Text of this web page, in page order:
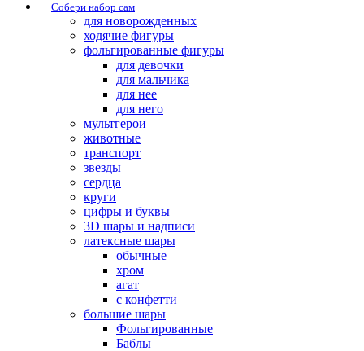
Собери набор сам
для новорожденных
ходячие фигуры
фольгированные фигуры
для девочки
для мальчика
для нее
для него
мультгерои
животные
транспорт
звезды
сердца
круги
цифры и буквы
3D шары и надписи
латексные шары
обычные
хром
агат
с конфетти
большие шары
Фольгированные
Баблы